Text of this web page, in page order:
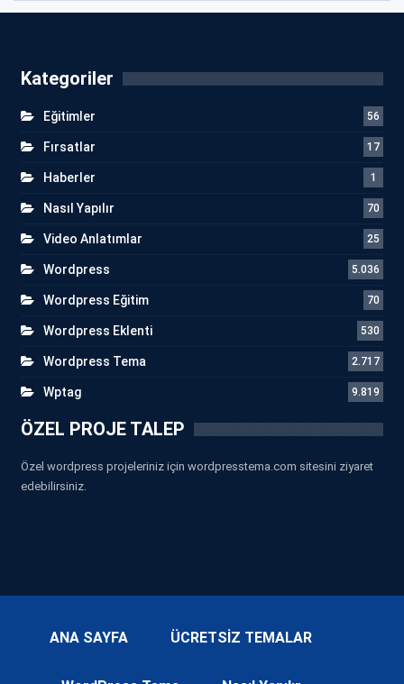
Kategoriler
Eğitimler 56
Fırsatlar 17
Haberler 1
Nasıl Yapılır 70
Video Anlatımlar 25
Wordpress 5.036
Wordpress Eğitim 70
Wordpress Eklenti 530
Wordpress Tema 2.717
Wptag 9.819
ÖZEL PROJE TALEP
Özel wordpress projeleriniz için wordpresstema.com sitesini ziyaret
edebilirsiniz.
ANA SAYFA ÜCRETSİZ TEMALAR